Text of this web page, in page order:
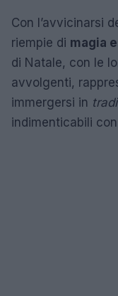
Con l’avvicinarsi
riempie di magia
di Natale, con le
avvolgenti,
immergersi in
indimenticabili